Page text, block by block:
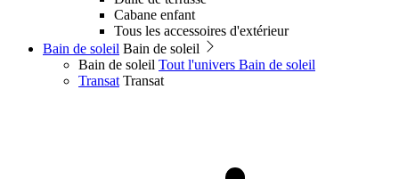
Cabane enfant
Tous les accessoires d'extérieur
Bain de soleil Bain de soleil
Bain de soleil Tout l'univers Bain de soleil
Transat Transat